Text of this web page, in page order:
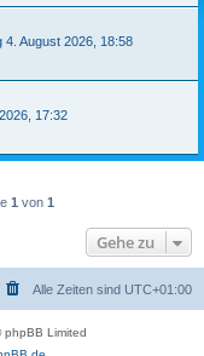
4. August 2026, 18:58
17:32
1 von 1
Gehe zu
Alle Zeiten sind UTC+01:00
Limited